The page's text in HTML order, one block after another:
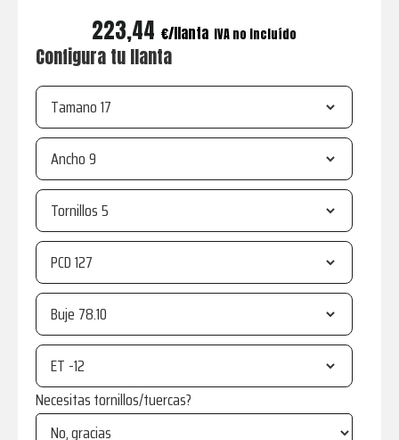
223,44 € IVA no incluído
Configura tu llanta
Tamano
Ancho
Tornillos
PCD
Buje
ET
Necesitas tornillos/tuercas?